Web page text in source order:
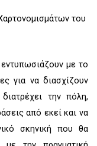
με το
για να διασχίζουν
την πόλη,
από εκεί και να
σκηνική που θα